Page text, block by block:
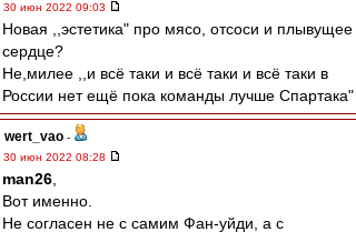
30 июн 2022 09:03
Новая ,,эстетика" про мясо, отсоси и плывущее
сердце?
Не,милее ,,и всё таки и всё таки и всё таки в
России нет ещё пока команды лучше Спартака"
wert_vao -
30 июн 2022 08:28
man26
Вот именно.
Не согласен не с самим Фан-уйди, а с